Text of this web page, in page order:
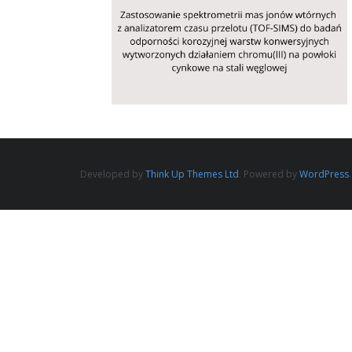
Developed byThink Up Themes Ltd. Powered byWordPress.